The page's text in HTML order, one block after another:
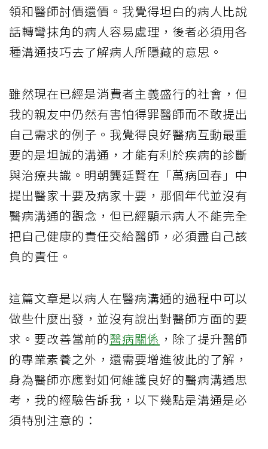
領和醫師討價還價。我覺得坦白的病人比說
話轉彎抹角的病人容易處理，後者必須用各
種溝通技巧去了解病人所隱藏的意思。
雖然現在已經是消費者主義盛行的社會，但
我的親友中仍然有害怕得罪醫師而不敢提出
自己需求的例子。我覺得良好醫病互動最重
要的是坦誠的溝通，才能有利於疾病的診斷
與治療共識。明朝龔廷賢在「萬病回春」中
提出醫家十要及病家十要，那個年代並沒有
醫病溝通的觀念，但已經顯示病人不能完全
把自己健康的責任交給醫師，必須盡自己該
負的責任。
這篇文章是以病人在醫病溝通的過程中可以
做些什麼出發，並沒有說出對醫師方面的要
求。要改善當前的醫病關係 ，除了提升醫師
的專業素養之外，還需要增進彼此的了解，
身為醫師亦應對如何維護良好的醫病溝通思
考，我的經驗告訴我，以下幾點是溝通是必
須特別注意的：